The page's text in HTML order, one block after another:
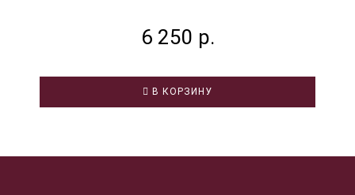
6 250 р.
В КОРЗИНУ